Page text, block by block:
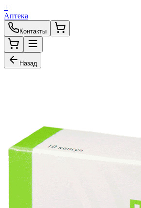
+
Аптека
Контакты
Назад